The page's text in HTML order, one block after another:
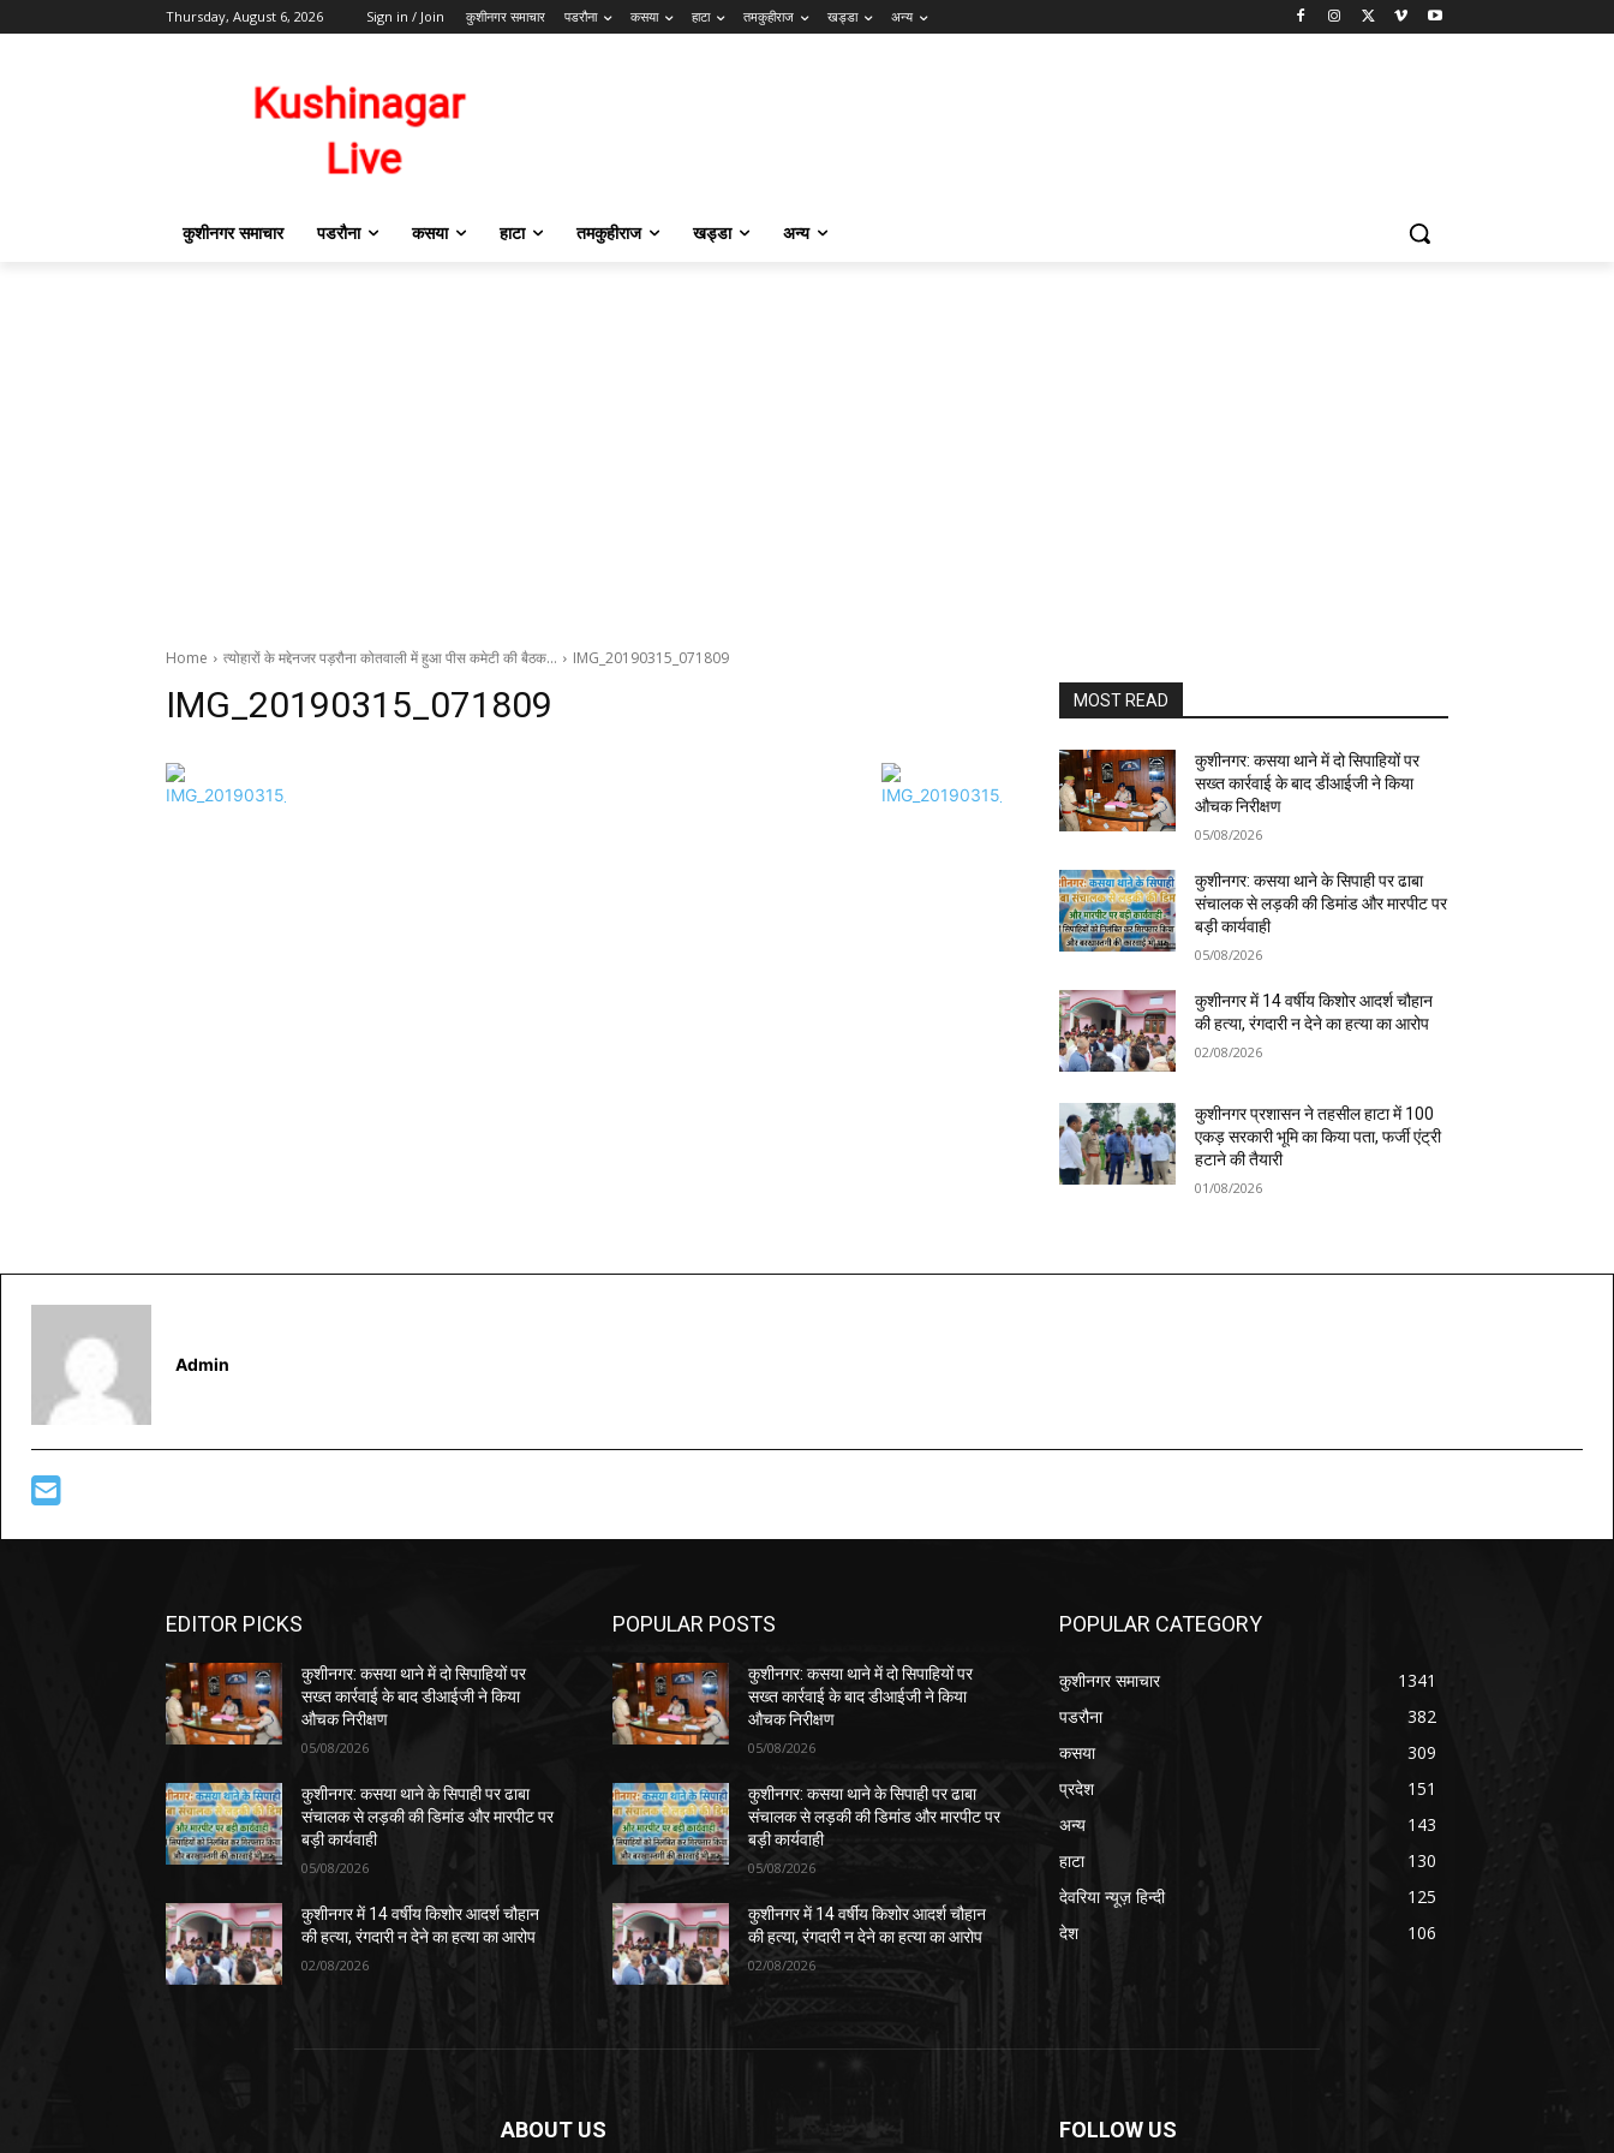
Thursday, August 6, 2026 Sign in / Join कुशीनगर समाचार पडरौना कसया हाटा तमकुहीराज खड्डा अन्य
कुशीनगर समाचार पडरौना कसया हाटा तमकुहीराज खड्डा अन्य
Home त्योहारों के मद्देनजर पड़रौना कोतवाली में हुआ पीस कमेटी की बैठक… IMG_20190315_071809
IMG_20190315_071809 MOST READ
कुशीनगर: कसया थाने में दो सिपाहियों पर
सख्त कार्रवाई के बाद डीआईजी ने किया
औचक निरीक्षण
05/08/2026
कुशीनगर: कसया थाने के सिपाही पर ढाबा
संचालक से लड़की की डिमांड और मारपीट पर
बड़ी कार्यवाही
05/08/2026
कुशीनगर में 14 वर्षीय किशोर आदर्श चौहान
की हत्या, रंगदारी न देने का हत्या का आरोप
02/08/2026
कुशीनगर प्रशासन ने तहसील हाटा में 100
एकड़ सरकारी भूमि का किया पता, फर्जी एंट्री
हटाने की तैयारी
01/08/2026
Admin
EDITOR PICKS
कुशीनगर: कसया थाने में दो सिपाहियों पर
सख्त कार्रवाई के बाद डीआईजी ने किया
औचक निरीक्षण
05/08/2026
कुशीनगर: कसया थाने के सिपाही पर ढाबा
संचालक से लड़की की डिमांड और मारपीट पर
बड़ी कार्यवाही
05/08/2026
कुशीनगर में 14 वर्षीय किशोर आदर्श चौहान
की हत्या, रंगदारी न देने का हत्या का आरोप
02/08/2026
POPULAR POSTS
कुशीनगर: कसया थाने में दो सिपाहियों पर
सख्त कार्रवाई के बाद डीआईजी ने किया
औचक निरीक्षण
05/08/2026
कुशीनगर: कसया थाने के सिपाही पर ढाबा
संचालक से लड़की की डिमांड और मारपीट पर
बड़ी कार्यवाही
05/08/2026
कुशीनगर में 14 वर्षीय किशोर आदर्श चौहान
की हत्या, रंगदारी न देने का हत्या का आरोप
02/08/2026
POPULAR CATEGORY
कुशीनगर समाचार
1341
पडरौना
382
कसया
309
प्रदेश
151
अन्य
143
हाटा
130
देवरिया न्यूज़ हिन्दी
125
देश
106
ABOUT US FOLLOW US